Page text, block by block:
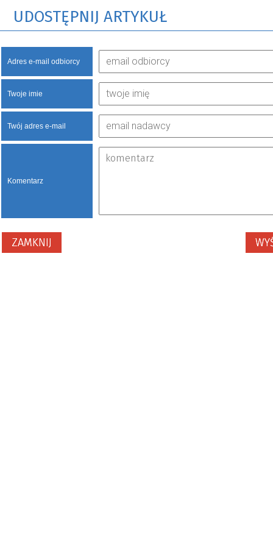
UDOSTĘPNIJ ARTYKUŁ
Adres e-mail odbiorcy
Twoje imie
Twój adres e-mail
Komentarz